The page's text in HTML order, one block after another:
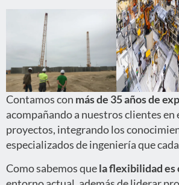
Contamos con más de 35 años de
acompañando a nuestros clientes en
proyectos, integrando los
especializados de ingeniería que
Como sabemos quela flexibilidad es